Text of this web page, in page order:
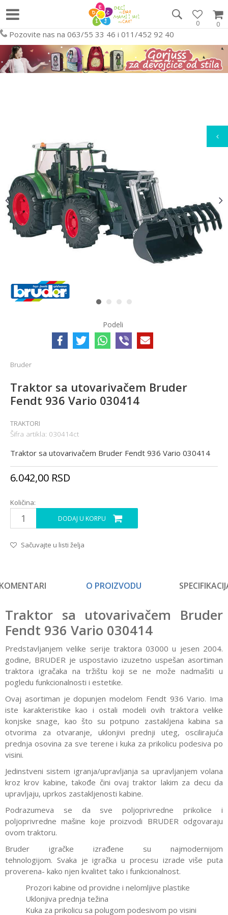
0
0
Pozovite nas na 063/55 33 46 i 011/452 92 40
1 2 3 4
Podeli
Bruder
Traktor sa utovarivačem Bruder
Fendt 936 Vario 030414
TRAKTORI
Šifra artikla: 030414ct
Traktor sa utovarivačem Bruder Fendt 936 Vario 030414
6.042,00 RSD
Količina:
DODAJ U KORPU
Sačuvajte u listi želja
O PROIZVODU
Traktor sa utovarivačem Bruder
Fendt 936 Vario 030414
Predstavljanjem velike serije traktora 03000 u jesen 2004.
godine, BRUDER je uspostavio izuzetno uspešan asortiman
traktora igračaka na tržištu koji se ne može nadmašiti u
pogledu funkcionalnosti i estetike.
Ovaj asortiman je dopunjen modelom Fendt 936 Vario. Ima
iste karakteristike kao i ostali modeli ovih traktora velike
konjske snage, kao što su potpuno zastakljena kabina sa
otvorima za otvaranje, uklonjivi prednji uteg, oscilirajuća
prednja osovina za sve terene i kuka za prikolicu podesiva po
visini.
Jedinstveni sistem igranja/upravljanja sa upravljanjem volana
kroz krov kabine, takođe čini ovaj traktor lakim za decu da
upravljaju, uprkos zastakljenosti kabine.
Podrazumeva se da sve poljoprivredne prikolice i
poljoprivredne mašine koje proizvodi BRUDER odgovaraju
ovom traktoru.
Bruder igračke izrađene su najmodernijom
tehnologijom. Svaka je igračka u procesu izrade više puta
proverena- kako njen kvalitet tako i funkcionalnost.
Prozori kabine od providne i nelomljive plastike
Uklonjiva prednja težina
Kuka za prikolicu sa polugom podesivom po visini